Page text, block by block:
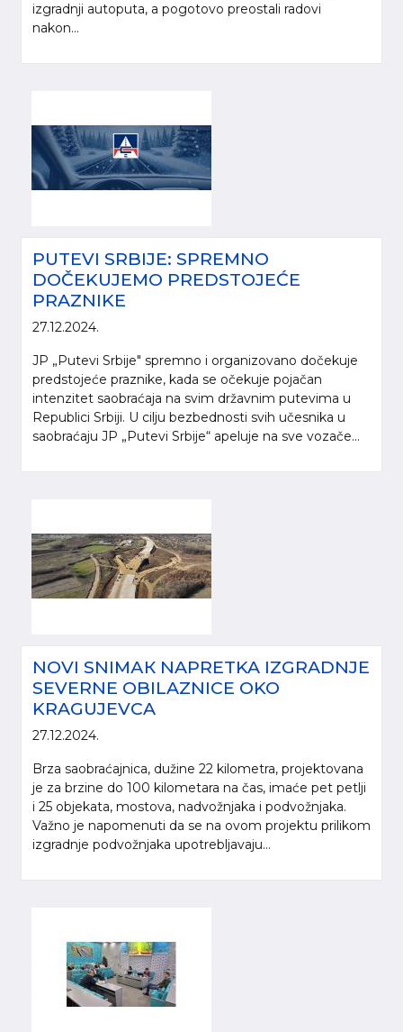
izgradnji autoputa, a pogotovo preostali radovi
nakon...
PUTEVI SRBIJE: SPREMNO
DOČEKUJEMO PREDSTOJEĆE
PRAZNIKE
27.12.2024.
JP „Putevi Srbije" spremno i organizovano dočekuje
predstojeće praznike, kada se očekuje pojačan
intenzitet saobraćaja na svim državnim putevima u
Republici Srbiji. U cilju bezbednosti svih učesnika u
saobraćaju JP „Putevi Srbije“ apeluje na sve vozače...
NOVI SNIMАК NAPRETKA IZGRADNJE
SEVERNE OBILAZNICE OKO
KRAGUJEVCA
27.12.2024.
Brza saobraćajnica, dužine 22 kilometra, projektovana
je za brzine do 100 kilometara na čas, imaće pet petlji
i 25 objekata, mostova, nadvožnjaka i podvožnjaka.
Važno je napomenuti da se na ovom projektu prilikom
izgradnje podvožnjaka upotrebljavaju...